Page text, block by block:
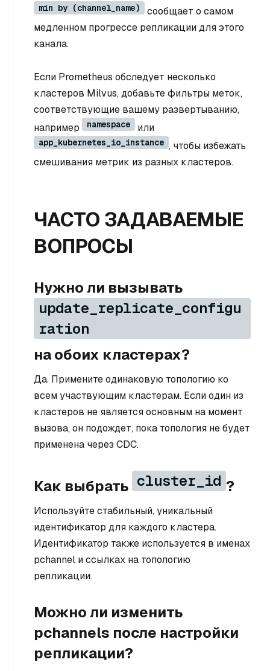
min by (channel_name)
сообщает о самом
медленном прогрессе репликации для этого
канала.
Если Prometheus обследует несколько
кластеров Milvus, добавьте фильтры меток,
соответствующие вашему развертыванию,
например
namespace или
app_kubernetes_io_instance , чтобы избежать
смешивания метрик из разных кластеров.
ЧАСТО ЗАДАВАЕМЫЕ
ВОПРОСЫ
Нужно ли вызывать
update_replicate_configu
ration
на обоих кластерах?
Да. Примените одинаковую топологию ко
всем участвующим кластерам. Если один из
кластеров не является основным на момент
вызова, он подождет, пока топология не будет
применена через CDC.
Как выбрать cluster_id ?
Используйте стабильный, уникальный
идентификатор для каждого кластера.
Идентификатор также используется в именах
pchannel и ссылках на топологию
репликации.
Можно ли изменить
pchannels после настройки
репликации?